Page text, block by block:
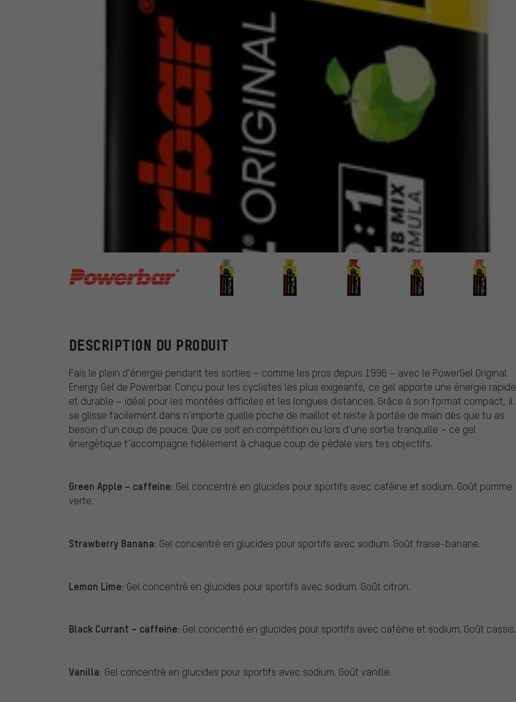
Powerbar
DESCRIPTION DU PRODUIT
Fais le plein d’énergie pendant tes sorties – comme les pros depuis 1996 – avec le PowerGel Original
Energy Gel de Powerbar. Conçu pour les cyclistes les plus exigeants, ce gel apporte une énergie rapide
et durable – idéal pour les montées difficiles et les longues distances. Grâce à son format compact, il
se glisse facilement dans n’importe quelle poche de maillot et reste à portée de main dès que tu as
besoin d’un coup de pouce. Que ce soit en compétition ou lors d’une sortie tranquille – ce gel
énergétique t’accompagne fidèlement à chaque coup de pédale vers tes objectifs.
Green Apple – caffeine: Gel concentré en glucides pour sportifs avec caféine et sodium. Goût pomme
verte.
Strawberry Banana: Gel concentré en glucides pour sportifs avec sodium. Goût fraise-banane.
Lemon Lime: Gel concentré en glucides pour sportifs avec sodium. Goût citron.
Black Currant – caffeine: Gel concentré en glucides pour sportifs avec caféine et sodium. Goût cassis.
Vanilla: Gel concentré en glucides pour sportifs avec sodium. Goût vanille.